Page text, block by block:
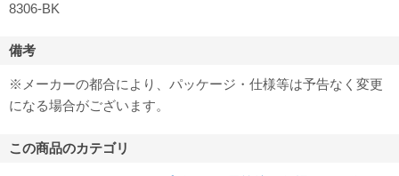
8306-BK
備考
※メーカーの都合により、パッケージ・仕様等は予告なく変更
になる場合がございます。
この商品のカテゴリ